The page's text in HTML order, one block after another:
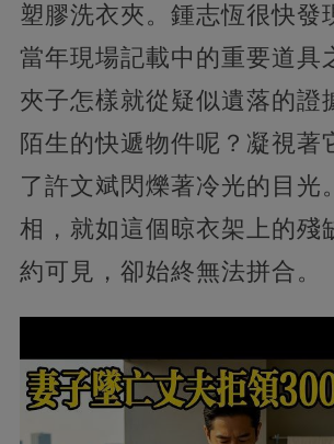
塑膠洗衣夾。鍾志恆很快發
當年現場記載中的重要道具
夾子怎樣就從疑似遺落的證
陌生的快遞物件呢？凝視著
了許文斌閃爍著冷光的目光
相，就如這個晾衣架上的殘
約可見，卻始終無法拼合。